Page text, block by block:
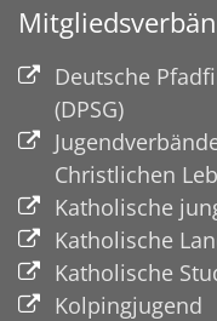
Deutsche
(DPSG)
Christlichen
Katholische
Katholische
Katholische
Kolpingjugend